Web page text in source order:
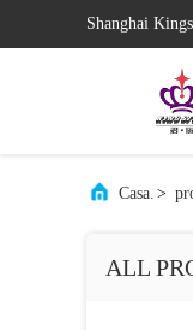
Shanghai
Casa. >
ALL